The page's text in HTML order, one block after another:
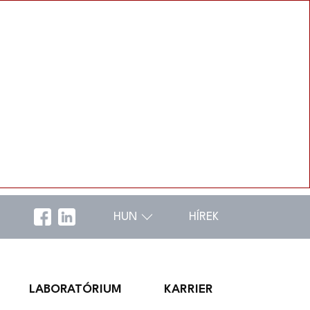
HUN HÍREK
LABORATÓRIUM KARRIER